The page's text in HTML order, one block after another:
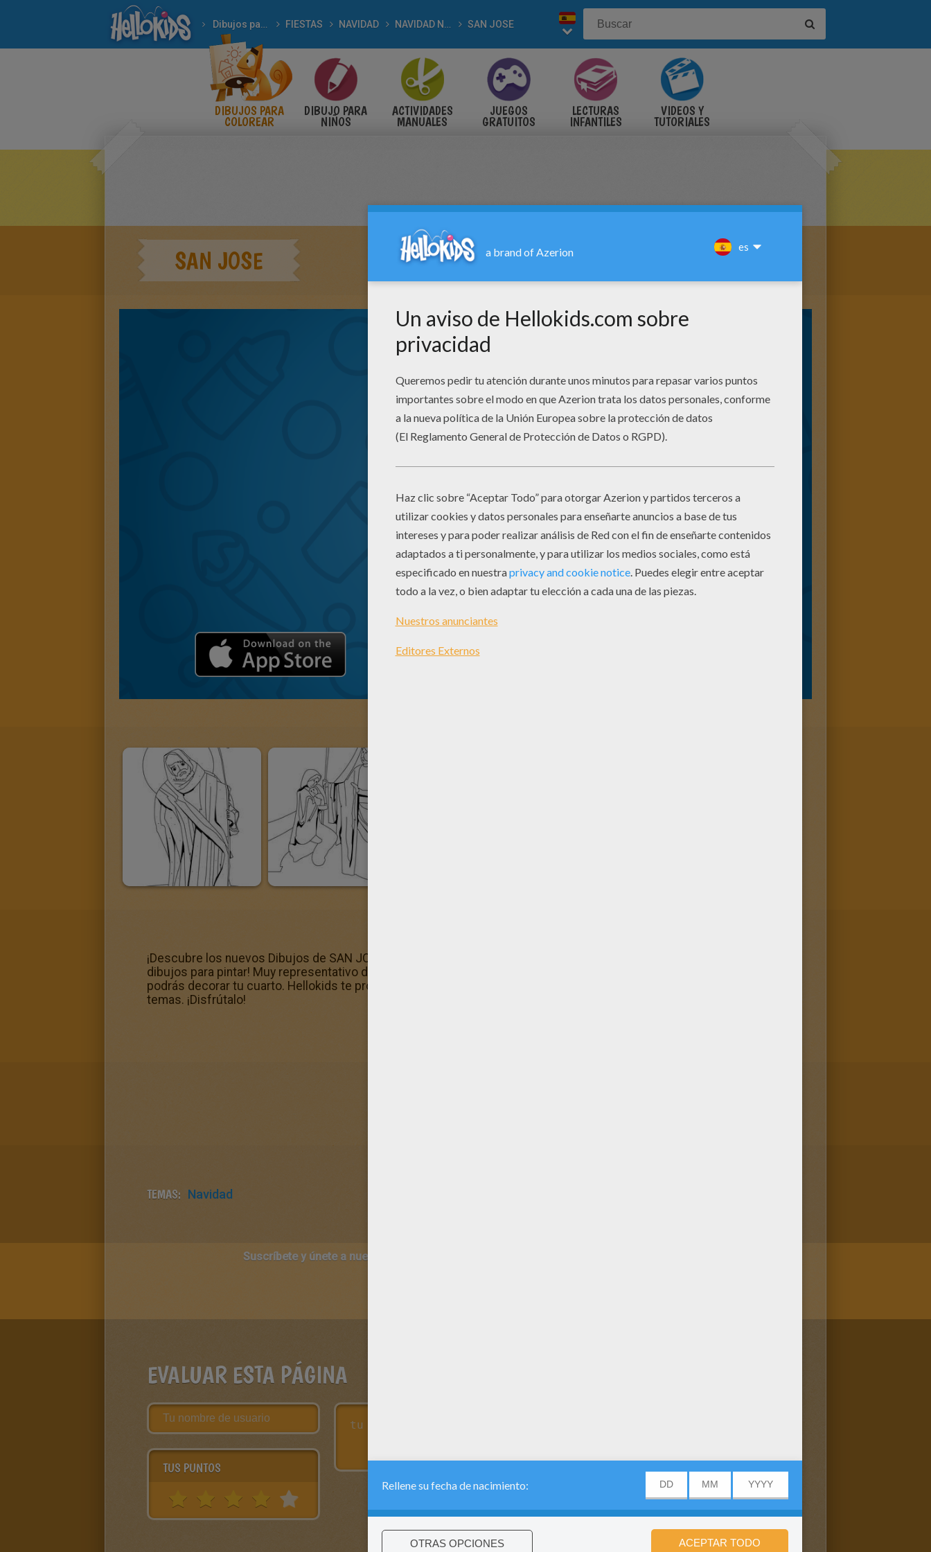
Dibujos para Colorear FIESTAS NAVIDAD NAVIDAD NACIMIENTO SAN JOSE
DIBUJOS PARA
COLOREAR
DIBUJO PARA
NIÑOS
ACTIVIDADES
MANUALES
JUEGOS
GRATUITOS
LECTURAS
INFANTILES
VIDEOS Y
TUTORIALES
SAN JOSE
¡Descubre los nuevos Dibujos de SAN JOSE para colorear! Hellokids dedica este dibujo de San Jose a los fans de
dibujos para pintar! Muy representativo del canal Dibujos de SAN JOSE para colorear, con este dibujo San Jose
podrás decorar tu cuarto. Hellokids te propone también una gran colección de dibujos para pintar sobre muchos otros
temas. ¡Disfrútalo!
TEMAS: Navidad
Suscríbete y únete a nuestro canal de vídeos para niños en Youtube:
EVALUAR ESTA PÁGINA
TUS PUNTOS